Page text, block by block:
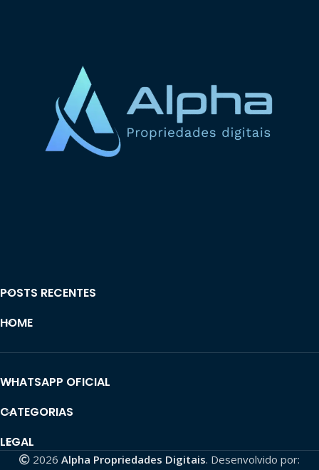
POSTS RECENTES
HOME
WHATSAPP OFICIAL
CATEGORIAS
LEGAL
2026 Alpha Propriedades Digitais. Desenvolvido por: